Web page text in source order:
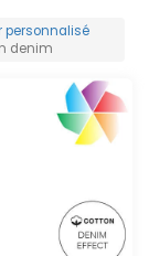
personnalisé
denim